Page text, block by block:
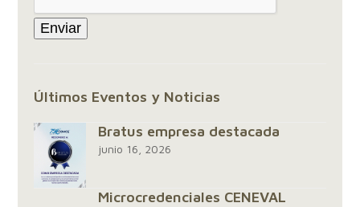
Últimos Eventos y Noticias
Bratus empresa destacada
junio 16, 2026
Microcredenciales CENEVAL